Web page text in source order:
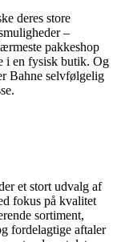
deres store
–
pakkeshop
i en fysisk butik. Og
Bahne selvfølgelig
et stort udvalg af
fokus på kvalitet
sortiment,
fordelagtige aftaler